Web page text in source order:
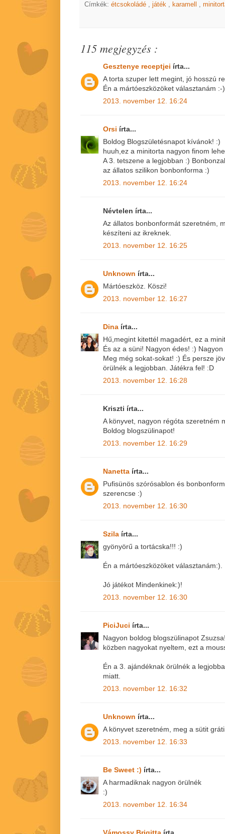
Címkék: étcsokoládé , játék , karamell ,
115 megjegyzés :
Gesztenye receptjei írta...
A torta szuper lett megint, jó hosszú
Én a mártóeszközöket választanám :-
2013. november 12. 16:24
Orsi írta...
Boldog Blogszületésnapot kívánok! :)
huuh,ez a minitorta nagyon finom
A 3. tetszene a legjobban :)
az állatos szilikon bonbonforma :)
2013. november 12. 16:24
Névtelen írta...
Az állatos bonbonformát szeretném,
készíteni az ikreknek.
2013. november 12. 16:25
Unknown írta...
Mártóeszköz. Köszi!
2013. november 12. 16:27
Dina írta...
Hű,megint kitettél magadért, ez a
És az a süni! Nagyon édes! :)
Meg még sokat-sokat! :) És persze
örülnék a legjobban. Játékra fel! :D
2013. november 12. 16:28
Kriszti írta...
A könyvet, nagyon régóta szeretném
Boldog blogszülinapot!
2013. november 12. 16:29
Nanetta írta...
Pufisünös szórósablon és
szerencse :)
2013. november 12. 16:30
Szila írta...
gyönyörű a tortácska!!! :)
Én a mártóeszközöket választanám:).
Jó játékot Mindenkinek:)!
2013. november 12. 16:30
PiciJuci írta...
Nagyon boldog blogszülinapot
közben nagyokat nyeltem, ezt a
Én a 3. ajándéknak örülnék a
miatt.
2013. november 12. 16:32
Unknown írta...
A könyvet szeretném, meg a sütit
2013. november 12. 16:33
Be Sweet :) írta...
A harmadiknak nagyon örülnék
:)
2013. november 12. 16:34